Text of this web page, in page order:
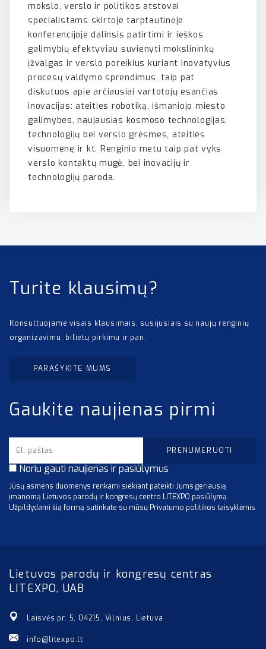
mokslo, verslo ir politikos atstovai
specialistams skirtoje tarptautinėje
konferencijoje dalinsis patirtimi ir ieškos
galimybių efektyviau suvienyti mokslininkų
įžvalgas ir verslo poreikius kuriant inovatyvius
procesų valdymo sprendimus, taip pat
diskutuos apie arčiausiai vartotojų esančias
inovacijas: ateities robotiką, išmaniojo miesto
galimybes, naujausias kosmoso technologijas,
technologijų bei verslo grėsmes, ateities
visuomenę ir kt. Renginio metu taip pat vyks
verslo kontaktų mugė, bei inovacijų ir
technologijų paroda.
Turite klausimų?
Konsultuojame visais klausimais, susijusiais su naujų renginių
organizavimu, bilietų pirkimu ir pan.
PARAŠYKITE MUMS
Gaukite naujienas pirmi
Noriu gauti naujienas ir pasiūlymus
Jūsų asmens duomenys renkami siekiant pateikti Jums geriausią
įmanomą Lietuvos parodų ir kongresų centro LITEXPO pasiūlymą.
Užpildydami šią formą sutinkate su mūsų Privatumo politikos taisyklėmis
Lietuvos parodų ir kongresų centras
LITEXPO, UAB
Laisvės pr. 5, 04215, Vilnius, Lietuva
info@litexpo.lt